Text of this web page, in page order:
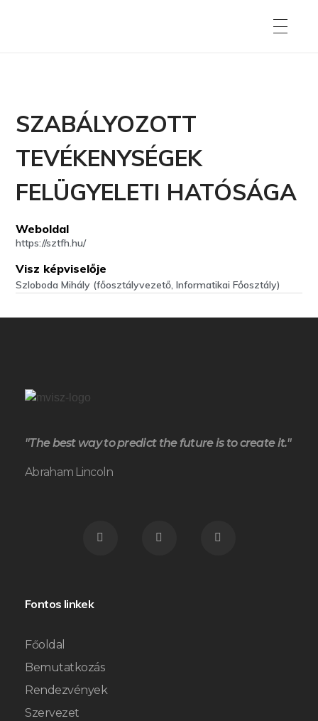
SZABÁLYOZOTT
TEVÉKENYSÉGEK
FELÜGYELETI HATÓSÁGA
Weboldal
https://sztfh.hu/
Visz képviselője
Szloboda Mihály (főosztályvezető, Informatikai Főosztály)
"The best way to predict the future is to create it."
Abraham Lincoln
Fontos linkek
Főoldal
Bemutatkozás
Rendezvények
Szervezet